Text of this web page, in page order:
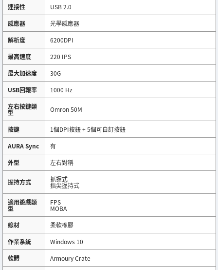
連接性
USB 2.0
感應器
光學感應器
解析度
6200DPI
最高速度
220 IPS
最大加速度
30G
USB回報率
1000 Hz
左右按鍵類
型 Omron 50M
按鍵
1個DPI按鈕 + 5個可自訂按鈕
AURA Sync
有
外型
左右對稱
握持方式 抓握式
指尖握持式
適用遊戲類
型
FPS
MOBA
線材
柔軟橡膠
作業系統
Windows 10
軟體
Armoury Crate